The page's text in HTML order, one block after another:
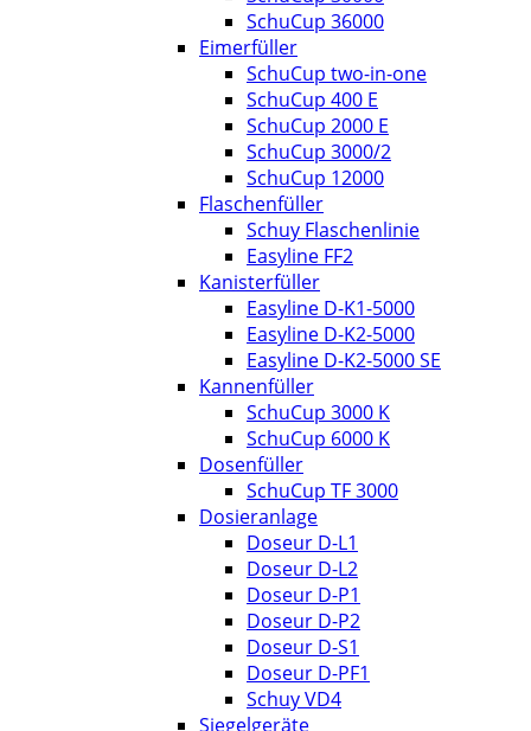
SchuCup 36000
Eimerfüller
SchuCup two-in-one
SchuCup 400 E
SchuCup 2000 E
SchuCup 3000/2
SchuCup 12000
Flaschenfüller
Schuy Flaschenlinie
Easyline FF2
Kanisterfüller
Easyline D-K1-5000
Easyline D-K2-5000
Easyline D-K2-5000 SE
Kannenfüller
SchuCup 3000 K
SchuCup 6000 K
Dosenfüller
SchuCup TF 3000
Dosieranlage
Doseur D-L1
Doseur D-L2
Doseur D-P1
Doseur D-P2
Doseur D-S1
Doseur D-PF1
Schuy VD4
Siegelgeräte